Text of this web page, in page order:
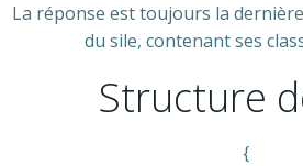
La réponse est toujours la
du sile, contenant ses
Structure
{